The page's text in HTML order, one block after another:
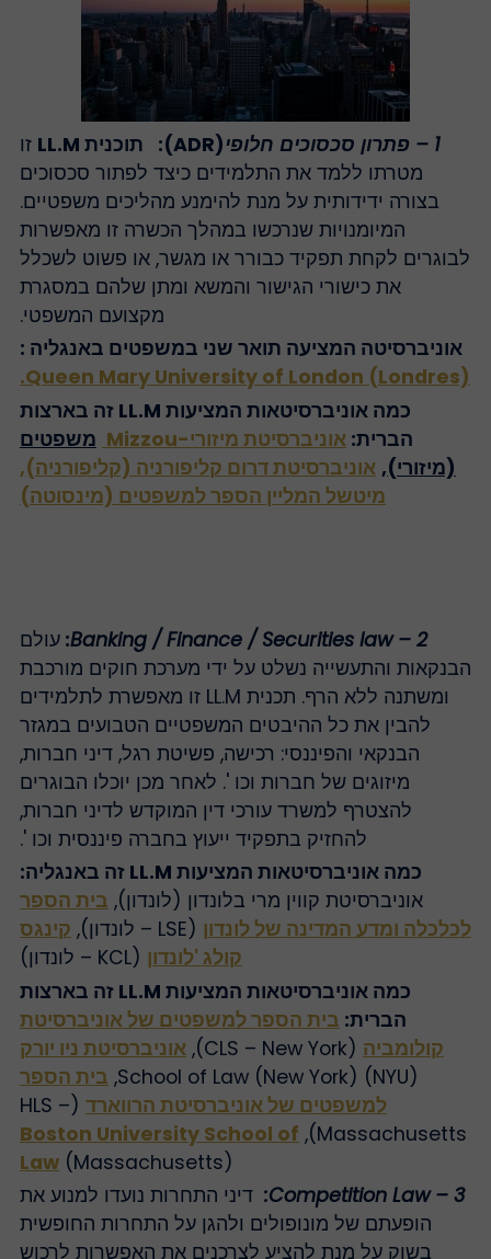
(ADR): תוכנית LL.M
זו
מטרתו ללמד את התלמידים כיצד לפתור סכסוכים
בצורה ידידותית על מנת להימנע מהליכים משפטיים.
המיומנויות שנרכשו במהלך הכשרה זו מאפשרות
לקחת תפקיד כבורר או מגשר, או פשוט לשכלל
את כישורי הגישור והמשא ומתן שלהם במסגרת
מקצועם המשפטי.
אוניברסיטה המציעה תואר שני במשפטים באנגליה :
Queen Mary University of London
כמה אוניברסיטאות המציעות LL.M זה בארצות
הברית:אוניברסיטת מיזורי-Mizzou
משפטים
(מיזורי), אוניברסיטת דרום קליפורניה (קליפורניה),
מיטשל המליין הספר למשפטים (מינסוטה)
:עולם
והתעשייה נשלט על ידי מערכת חוקים מורכבת
ומשתנה ללא הרף. תכנית LL.M זו מאפשרת לתלמידים
להבין את כל ההיבטים המשפטיים הטבועים במגזר
הבנקאי והפיננסי: רכישה, פשיטת רגל, דיני חברות,
מיזוגים של חברות וכו '. לאחר מכן יוכלו הבוגרים
להצטרף למשרד עורכי דין המוקדש לדיני חברות,
להחזיק בתפקיד ייעוץ בחברה פיננסית וכו '.
כמה אוניברסיטאות המציעות LL.M זה באנגליה:
אוניברסיטת קווין מרי בלונדון (לונדון),בית הספר
ומדע המדינה של לונדון(LSE – לונדון),
קינגס
קולג 'לונדון(KCL – לונדון)
כמה אוניברסיטאות המציעות LL.M זה בארצות
הברית:בית הספר למשפטים של אוניברסיטת
קולומביה(CLS – New York),
אוניברסיטת ניו יורק
בית הספר
למשפטים של אוניברסיטת הרווארד (HLS –
Boston University School of
Law(Massachusetts)
דיני התחרות נועדו למנוע את
הופעתם של מונופולים ולהגן על התחרות החופשית
בשוק על מנת להציע לצרכנים את האפשרות לרכוש